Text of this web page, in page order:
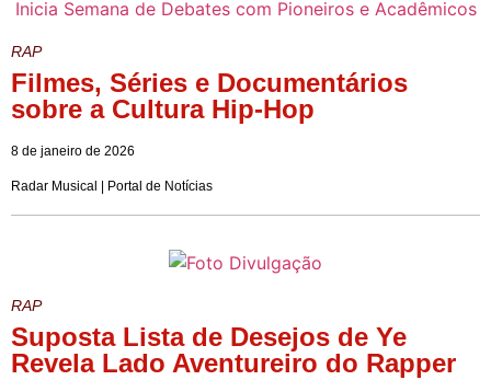
RAP
Filmes, Séries e Documentários
sobre a Cultura Hip-Hop
8 de janeiro de 2026
Radar Musical | Portal de Notícias
RAP
Suposta Lista de Desejos de Ye
Revela Lado Aventureiro do Rapper